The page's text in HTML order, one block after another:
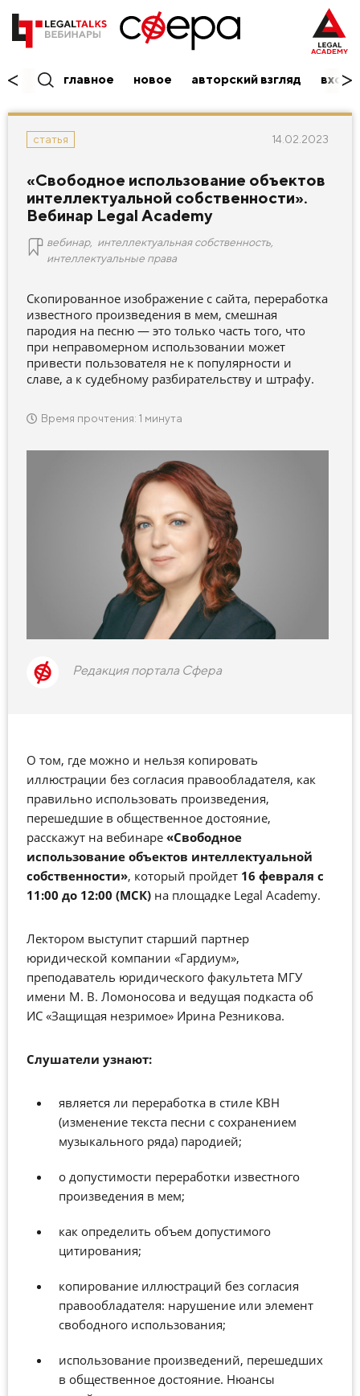
главное новое авторский взгляд вход/
статья 14.02.2023
«Свободное использование объектов
интеллектуальной собственности».
Вебинар Legal Academy
вебинар, интеллектуальная собственность
интеллектуальные права
Скопированное изображение с сайта, переработка
известного произведения в мем, смешная
пародия на песню — это только часть того, что
при неправомерном использовании может
привести пользователя не к популярности и
славе, а к судебному разбирательству и штрафу.
Время прочтения: 1 минута
Редакция портала Сфера
О том, где можно и нельзя копировать
иллюстрации без согласия правообладателя, как
правильно использовать произведения,
перешедшие в общественное достояние,
расскажут на вебинаре «Свободное
использование объектов интеллектуальной
собственности», который пройдет 16 февраля с
11:00 до 12:00 (МСК) на площадке Legal Academy.
Лектором выступит старший партнер
юридической компании «Гардиум»,
преподаватель юридического факультета МГУ
имени М. В. Ломоносова и ведущая подкаста об
ИС «Защищая незримое» Ирина Резникова.
Слушатели узнают:
является ли переработка в стиле КВН
(изменение текста песни с сохранением
музыкального ряда) пародией;
о допустимости переработки известного
произведения в мем;
как определить объем допустимого
цитирования;
копирование иллюстраций без согласия
правообладателя: нарушение или элемент
свободного использования;
использование произведений, перешедших
в общественное достояние. Нюансы